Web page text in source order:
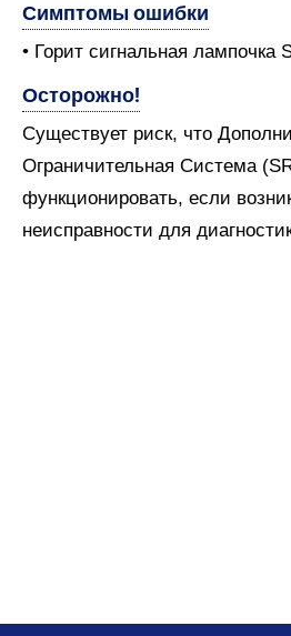
Симптомы ошибки
• Горит сигнальная лампочка
Осторожно!
Существует риск, что
Ограничительная Система
функционировать, если
неисправности для